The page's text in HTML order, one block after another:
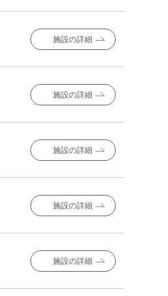
施設の詳細
施設の詳細
施設の詳細
施設の詳細
施設の詳細